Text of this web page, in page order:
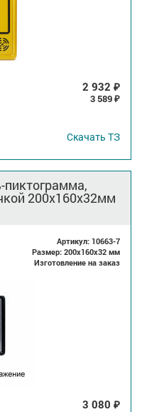
2 932 ₽
3 589 ₽
Скачать ТЗ
пиктограмма,
200x160x32мм
Артикул: 10663-7
Размер: 200x160x32 мм
Изготовление на заказ
3 080 ₽